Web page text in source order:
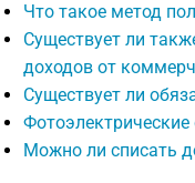
Что такое метод
Существует ли
доходов от
Существует ли
Можно ли списать